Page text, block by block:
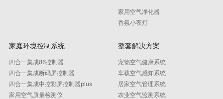
家用空气净化器
香氛小夜灯
家庭环境控制系统
四合一集成86控制器
四合一集成断码屏控制器
四合一集成中控彩屏控制器plus
家用空气质量检测仪
整套解决方案
宠物空气健康系统
车载空气感知系统
居家空气管理系统
农业空气监测系统